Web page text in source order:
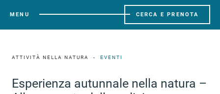
MENU CERCA E PRENOTA
ATTIVITÀ NELLA NATURA EVENTI
Esperienza autunnale nella natura –